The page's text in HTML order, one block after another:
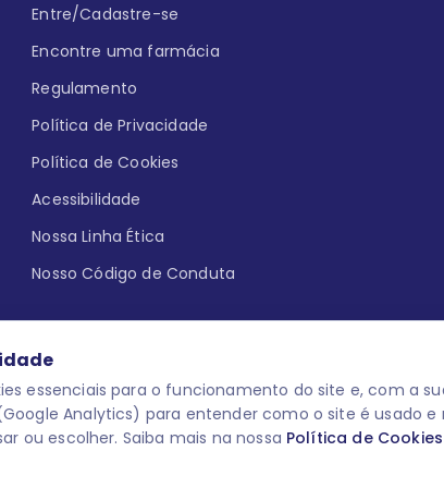
essenciais para o funcionamento do site e, com a
Analytics) para entender como o site é usado e
ou escolher. Saiba mais na nossa Política de Cookies
Entre/Cadastre-se
Encontre uma farmácia
Regulamento
Política de Privacidade
Política de Cookies
Acessibilidade
Nossa Linha Ética
Nosso Código de Conduta
aqui uma reação adversa com
para o público leigo e para os
medicamentos. M-AS ONE-
O laboratório Servier do
descredenciar do Programa
você pode fazê-lo a